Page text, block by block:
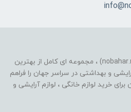
فروشگاه اینترنتی نوبهار (nobahar.net) ، مجموعه ای کامل از بهترین
و بهداشتی در سراسر جهان را فراهم
برای خرید لوازم خانگی ، لوازم آرایشی و